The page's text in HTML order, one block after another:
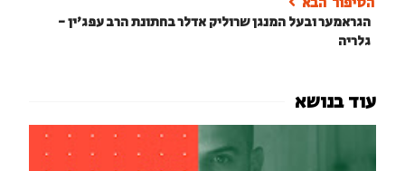
הגראמער ובעל המנגן שרוליק אדלר בחתונת הרב עפג'ין -
גלריה